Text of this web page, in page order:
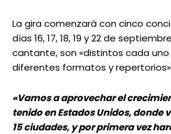
La gira comenzará con cinco
días 16, 17, 18, 19 y 22 de
cantante, son «distintos cada
diferentes formatos y
«Vamos a aprovechar el
tenido en Estados Unidos, donde
15 ciudades, y por primera vez